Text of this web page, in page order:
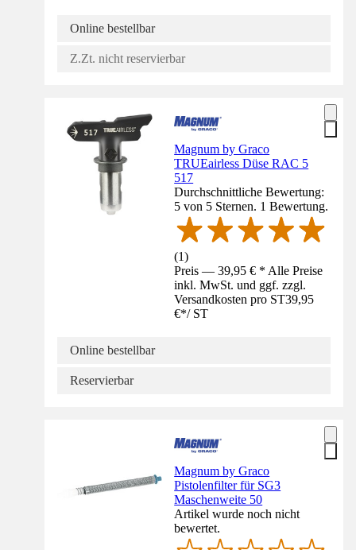
Online bestellbar
Z.Zt. nicht reservierbar
Magnum by Graco
TRUEairless Düse RAC 5
517
Durchschnittliche Bewertung:
5 von 5 Sternen. 1 Bewertung.
(1)
Preis — 39,95 € * Alle Preise
inkl. MwSt. und ggf. zzgl.
Versandkosten pro ST39,95
€*/ ST
Online bestellbar
Reservierbar
Magnum by Graco
Pistolenfilter für SG3
Maschenweite 50
Artikel wurde noch nicht
bewertet.